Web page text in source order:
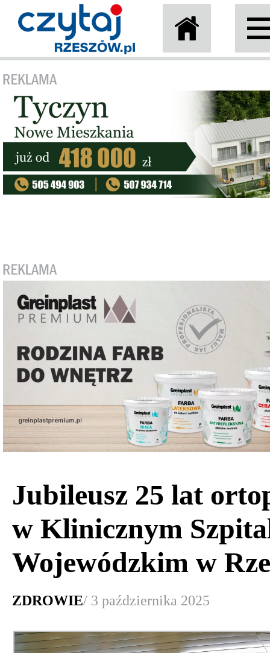
Jubileusz 25 lat
w Klinicznym
Wojewódzkim w
ZDROWIE/ 3 października 2025